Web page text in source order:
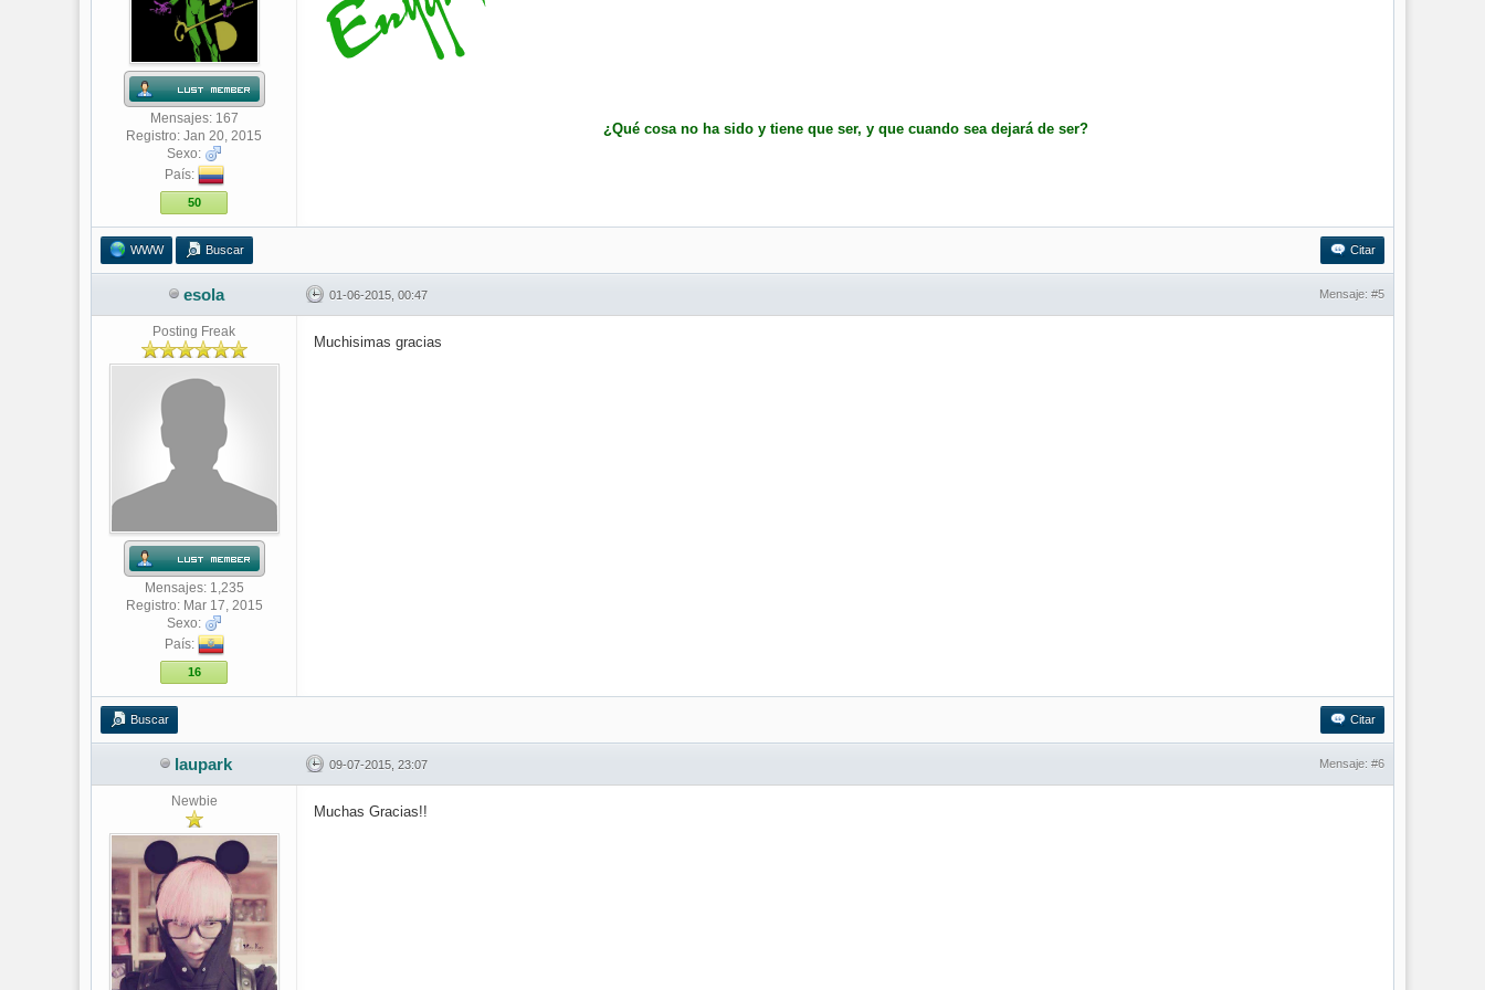
Mensajes: 167
Registro: Jan 20, 2015
Sexo:
País:
50
¿Qué cosa no ha sido y tiene que ser, y que cuando sea dejará de ser?
WWW Buscar Citar
esola 01-06-2015, 00:47 Mensaje: #5
Posting Freak
Mensajes: 1,235
Registro: Mar 17, 2015
Sexo:
País:
16
Muchisimas gracias
Buscar Citar
laupark 09-07-2015, 23:07 Mensaje: #6
Newbie
Muchas Gracias!!